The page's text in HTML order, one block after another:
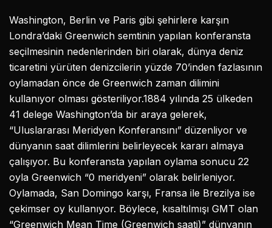
Washington, Berlin ve Paris gibi şehirlere karşın
Londra’daki Greenwich semtinin yapılan konferansta
seçilmesinin nedenlerinden biri olarak, dünya deniz
ticaretini yürüten denizcilerin yüzde 70’inden fazlasının
oylamadan önce de Greenwich zaman dilimini
kullanıyor olması gösteriliyor.1884 yılında 25 ülkeden
41 delege Washington’da bir araya gelerek,
“Uluslararası Meridyen Konferansını” düzenliyor ve
dünyanın saat dilimlerini belirleyecek kararı almaya
çalışıyor. Bu konferansta yapılan oylama sonucu 22
oyla Greenwich “0 meridyeni” olarak belirleniyor.
Oylamada, San Domingo karşı, Fransa ile Brezilya ise
çekimser oy kullanıyor. Böylece, kısaltılmışı GMT olan
“Greenwich Mean Time (Greenwich saati)” dünyanın